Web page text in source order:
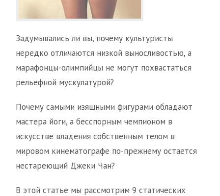
Задумывались ли вы, почему культуристы
нередко отличаются низкой выносливостью, а
марафонцы-олимпийцы не могут похвастаться
рельефной мускулатурой?
Почему самыми изящными фигурами обладают
мастера йоги, а бесспорным чемпионом в
искусстве владения собственным телом в
мировом кинематографе по-прежнему остается
нестареющий Джеки Чан?
В этой статье мы рассмотрим 9 статических